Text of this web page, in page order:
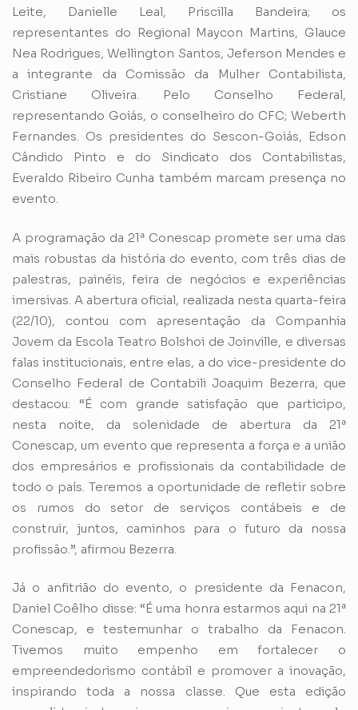
Leite, Danielle Leal, Priscilla Bandeira; os
representantes do Regional Maycon Martins, Glauce
Nea Rodrigues, Wellington Santos, Jeferson Mendes e
a integrante da Comissão da Mulher Contabilista,
Cristiane Oliveira. Pelo Conselho Federal,
representando Goiás, o conselheiro do CFC; Weberth
Fernandes. Os presidentes do Sescon-Goiás, Edson
Cândido Pinto e do Sindicato dos Contabilistas,
Everaldo Ribeiro Cunha também marcam presença no
evento.
A programação da 21ª Conescap promete ser uma das
mais robustas da história do evento, com três dias de
palestras, painéis, feira de negócios e experiências
imersivas. A abertura oficial, realizada nesta quarta-feira
(22/10), contou com apresentação da Companhia
Jovem da Escola Teatro Bolshoi de Joinville, e diversas
falas institucionais, entre elas, a do vice-presidente do
Conselho Federal de Contabili Joaquim Bezerra, que
destacou: “É com grande satisfação que participo,
nesta noite, da solenidade de abertura da 21ª
Conescap, um evento que representa a força e a união
dos empresários e profissionais da contabilidade de
todo o país. Teremos a oportunidade de refletir sobre
os rumos do setor de serviços contábeis e de
construir, juntos, caminhos para o futuro da nossa
profissão.”, afirmou Bezerra.
Já o anfitrião do evento, o presidente da Fenacon,
Daniel Coêlho disse: “É uma honra estarmos aqui na 21ª
Conescap, e testemunhar o trabalho da Fenacon.
Tivemos muito empenho em fortalecer o
empreendedorismo contábil e promover a inovação,
inspirando toda a nossa classe. Que esta edição